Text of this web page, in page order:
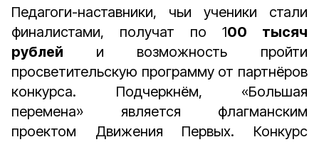
Педагоги-наставники, чьи ученики стали
финалистами, получат по 100 тысяч
рублей и возможность пройти
просветительскую программу от партнёров
конкурса. Подчеркнём, «Большая
перемена» является флагманским
проектом Движения Первых. Конкурс